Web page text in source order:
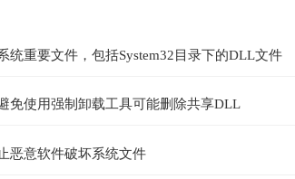
统重要文件，包括System32目录下的DLL文件
免使用强制卸载工具可能删除共享DLL
恶意软件破坏系统文件